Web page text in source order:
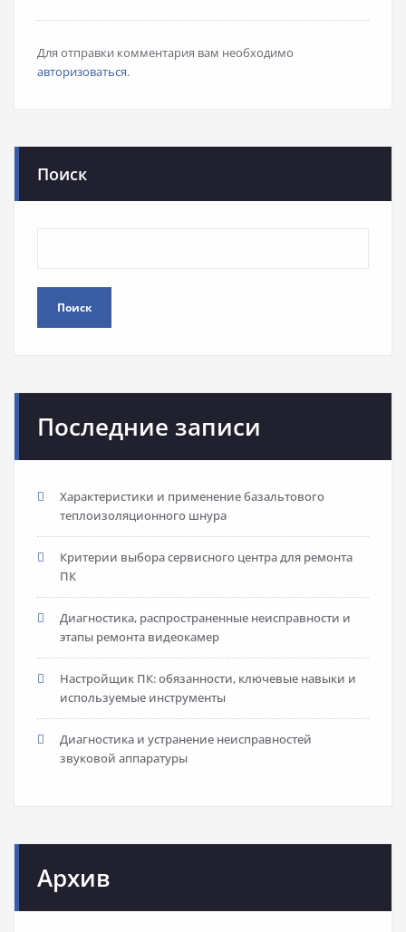
Для отправки комментария вам необходимо
авторизоваться.
Поиск
Поиск
Последние записи
Характеристики и применение базальтового
теплоизоляционного шнура
Критерии выбора сервисного центра для ремонта
ПК
Диагностика, распространенные неисправности и
этапы ремонта видеокамер
Настройщик ПК: обязанности, ключевые навыки и
используемые инструменты
Диагностика и устранение неисправностей
звуковой аппаратуры
Архив